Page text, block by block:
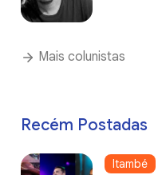
Mais colunistas
Recém Postadas
Itambé